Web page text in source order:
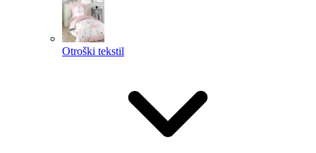
Otroški tekstil